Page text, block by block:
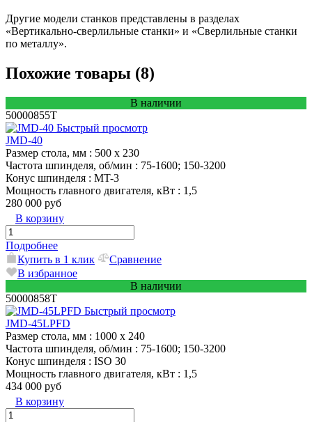
Другие модели станков представлены в разделах
«Вертикально-сверлильные станки» и «Сверлильные станки
по металлу».
Похожие товары (8)
В наличии
50000855T
Быстрый просмотр
JMD-40
Размер стола, мм : 500 х 230
Частота шпинделя, об/мин : 75-1600; 150-3200
Конус шпинделя : MT-3
Мощность главного двигателя, кВт : 1,5
280 000 руб
В корзину
Подробнее
Купить в 1 клик
Сравнение
В избранное
В наличии
50000858T
Быстрый просмотр
JMD-45LPFD
Размер стола, мм : 1000 x 240
Частота шпинделя, об/мин : 75-1600; 150-3200
Конус шпинделя : ISO 30
Мощность главного двигателя, кВт : 1,5
434 000 руб
В корзину